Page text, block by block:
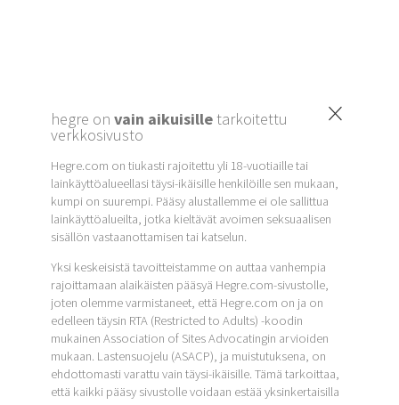
×
hegre on vain aikuisilletarkoitettu
verkkosivusto
Hegre.com on tiukasti rajoitettu yli 18-vuotiaille tai
lainkäyttöalueellasi täysi-ikäisille henkilöille sen mukaan,
kumpi on suurempi. Pääsy alustallemme ei ole sallittua
lainkäyttöalueilta, jotka kieltävät avoimen seksuaalisen
sisällön vastaanottamisen tai katselun.
Yksi keskeisistä tavoitteistamme on auttaa vanhempia
rajoittamaan alaikäisten pääsyä Hegre.com-sivustolle,
joten olemme varmistaneet, että Hegre.com on ja on
edelleen täysin RTA (Restricted to Adults) -koodin
mukainen Association of Sites Advocatingin arvioiden
mukaan. Lastensuojelu (ASACP), ja muistutuksena, on
ehdottomasti varattu vain täysi-ikäisille. Tämä tarkoittaa,
että kaikki pääsy sivustolle voidaan estää yksinkertaisilla